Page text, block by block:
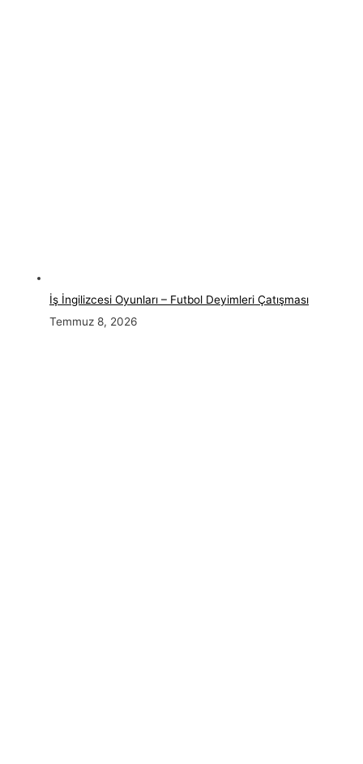
İş İngilizcesi Oyunları – Futbol Deyimleri Çatışması
Temmuz 8, 2026